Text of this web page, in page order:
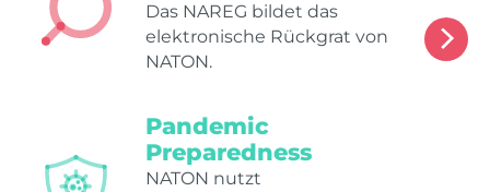
Das NAREG bildet das
elektronische Rückgrat von
NATON.
Pandemic
Preparedness
NATON nutzt